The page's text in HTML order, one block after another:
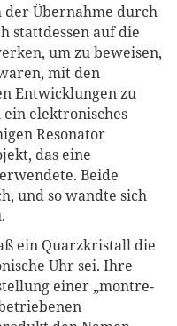
der Übernahme durch
stattdessen auf die
um zu beweisen,
mit den
Entwicklungen zu
elektronisches
Resonator
das eine
Beide
und so wandte sich
ein Quarzkristall die
Uhr sei. Ihre
einer „montre-